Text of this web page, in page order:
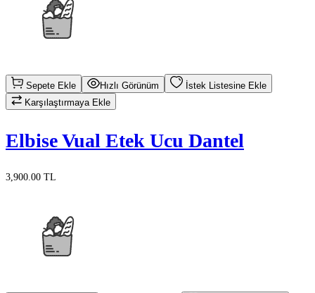
Sepete Ekle Hızlı Görünüm
İstek Listesine Ekle
Karşılaştırmaya Ekle
Elbise Vual Etek Ucu Dantel
3,900.00 TL